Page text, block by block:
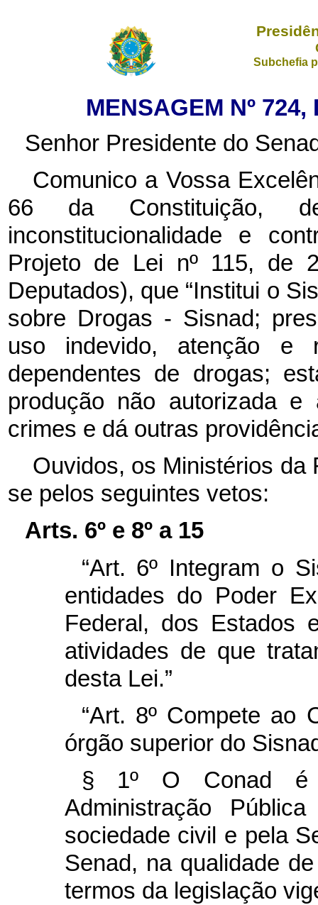
Subchefia
MENSAGEM Nº
Senhor Presidente do
Comunico a Vossa
66 da Constituição,
inconstitucionalidade e
Projeto de Lei nº 115, de
Deputados), que “Institui o
sobre Drogas - Sisnad;
uso indevido, atenção e
dependentes de drogas;
produção não autorizada
crimes e dá outras
Ouvidos, os Ministérios da
se pelos seguintes vetos:
Arts. 6º e 8º a 15
“Art. 6º Integram o
entidades do Poder
Federal, dos Estados
atividades de que
desta Lei.”
“Art. 8º Compete ao
órgão superior do
§ 1º O Conad é
Administração
sociedade civil e pela
Senad, na qualidade
termos da legislação